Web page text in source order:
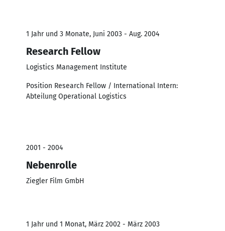
1 Jahr und 3 Monate, Juni 2003 - Aug. 2004
Research Fellow
Logistics Management Institute
Position Research Fellow / International Intern:
Abteilung Operational Logistics
2001 - 2004
Nebenrolle
Ziegler Film GmbH
1 Jahr und 1 Monat, März 2002 - März 2003